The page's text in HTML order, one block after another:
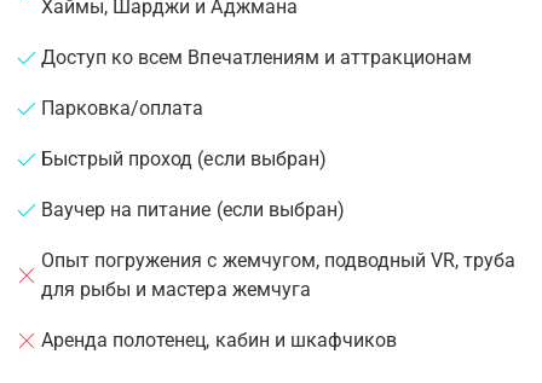
Хаймы, Шарджи и Аджмана
Доступ ко всем Впечатлениям и аттракционам
Парковка/оплата
Быстрый проход (если выбран)
Ваучер на питание (если выбран)
Опыт погружения с жемчугом, подводный VR, труба
для рыбы и мастера жемчуга
Аренда полотенец, кабин и шкафчиков